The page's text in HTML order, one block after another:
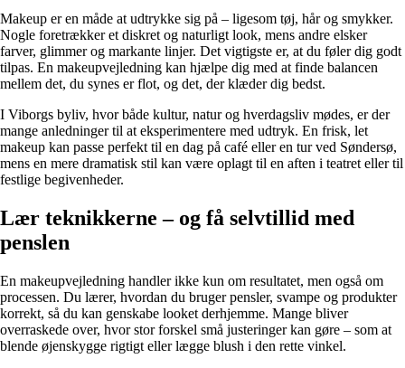
Makeup er en måde at udtrykke sig på – ligesom tøj, hår og smykker.
Nogle foretrækker et diskret og naturligt look, mens andre elsker
farver, glimmer og markante linjer. Det vigtigste er, at du føler dig godt
tilpas. En makeupvejledning kan hjælpe dig med at finde balancen
mellem det, du synes er flot, og det, der klæder dig bedst.
I Viborgs byliv, hvor både kultur, natur og hverdagsliv mødes, er der
mange anledninger til at eksperimentere med udtryk. En frisk, let
makeup kan passe perfekt til en dag på café eller en tur ved Søndersø,
mens en mere dramatisk stil kan være oplagt til en aften i teatret eller til
festlige begivenheder.
Lær teknikkerne – og få selvtillid med
penslen
En makeupvejledning handler ikke kun om resultatet, men også om
processen. Du lærer, hvordan du bruger pensler, svampe og produkter
korrekt, så du kan genskabe looket derhjemme. Mange bliver
overraskede over, hvor stor forskel små justeringer kan gøre – som at
blende øjenskygge rigtigt eller lægge blush i den rette vinkel.